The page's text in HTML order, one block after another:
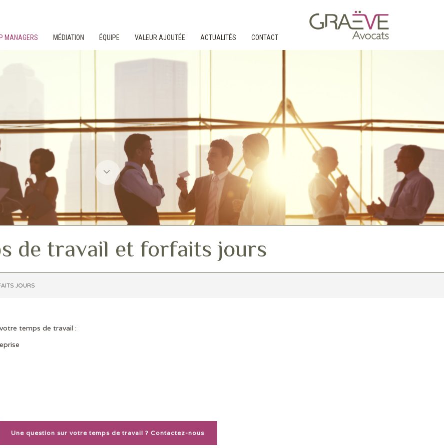
MANAGERS MÉDIATION ÉQUIPE VALEUR AJOUTÉE ACTUALITÉS CONTACT
de travail et forfaits jours
JOURS
temps de travail :
Une question sur votre temps de travail ? Contactez-nous